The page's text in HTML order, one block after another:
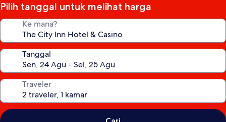
Pilih tanggal untuk melihat harga
Ke mana?
Tanggal
Traveler